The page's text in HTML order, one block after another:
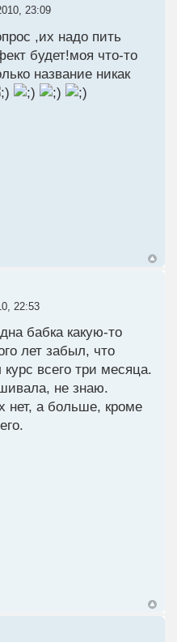
23:09
,их надо пить
будет!моя что-то
название никак
22:53
бабка какую-то
лет забыл, что
всего три месяца.
не знаю.
нет, а больше, кроме